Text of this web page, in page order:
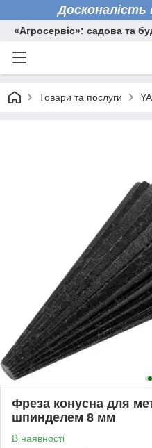
Досконалість
«Агросервіс»: садова та
Товари та послуги
Фреза конусна для
шпинделем 8 мм
В наявності